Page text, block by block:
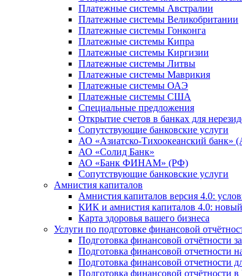
Платежные системы Австралии
Платежные системы Великобритании
Платежные системы Гонконга
Платежные системы Кипра
Платежные системы Киргизии
Платежные системы Литвы
Платежные системы Маврикия
Платежные системы ОАЭ
Платежные системы США
Специальные предложения
Открытие счетов в банках для
Сопутствующие банковские услуги
АО «Азиатско-Тихоокеанский банк»
АО «Солид Банк»
АО «Банк ФИНАМ» (РФ)
Сопутствующие банковские услуги
Амнистия капиталов
Амнистия капиталов версия 4.0:
КИК и амнистия капиталов 4.0: новый
Карта здоровья вашего бизнеса
Услуги по подготовке финансовой
Подготовка финансовой отчётности
Подготовка финансовой отчетности
Подготовка финансовой отчетности
Подготовка финансовой отчётности